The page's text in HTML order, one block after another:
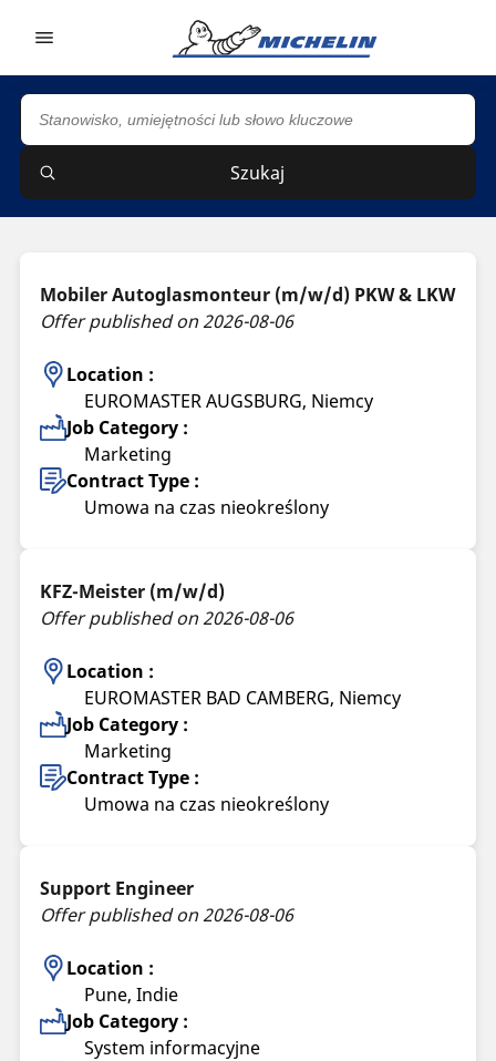
Szukaj
Mobiler Autoglasmonteur (m/w/d) PKW & LKW
Offer published on 2026-08-06
Location :
EUROMASTER AUGSBURG, Niemcy
Job Category :
Marketing
Contract Type :
Umowa na czas nieokreślony
KFZ-Meister (m/w/d)
Offer published on 2026-08-06
Location :
EUROMASTER BAD CAMBERG, Niemcy
Job Category :
Marketing
Contract Type :
Umowa na czas nieokreślony
Support Engineer
Offer published on 2026-08-06
Location :
Pune, Indie
Job Category :
System informacyjne